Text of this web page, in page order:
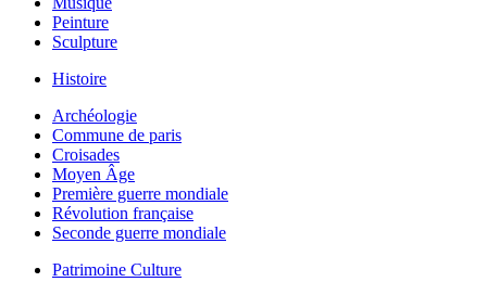
Peinture
Sculpture
Histoire
Archéologie
Commune de paris
Croisades
Moyen Âge
Première guerre mondiale
Révolution française
Seconde guerre mondiale
Patrimoine Culture